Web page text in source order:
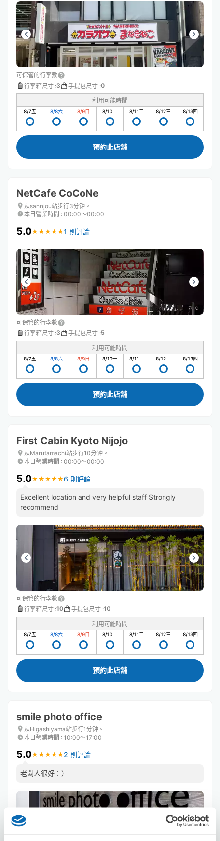
可保管的行李數
行李箱尺寸 :3 手提包尺寸 :0
利用可能時間
8/7五 8/8六 8/9日 8/10一 8/11二 8/12三 8/13四
預約此店舖
NetCafe CoCoNe
从sannjou站步行3分钟。
本日營業時間 : 00:00〜00:00
5.0★ ★ ★ ★ ★
★ ★ ★ ★ ★1 則評論
可保管的行李數
行李箱尺寸 :3 手提包尺寸 :5
利用可能時間
8/7五 8/8六 8/9日 8/10一 8/11二 8/12三 8/13四
預約此店舖
First Cabin Kyoto Nijojo
从Marutamachi站步行10分钟。
本日營業時間 : 00:00〜00:00
5.0★ ★ ★ ★ ★
★ ★ ★ ★ ★6 則評論
Excellent location and very helpful staff Strongly
recommend
可保管的行李數
行李箱尺寸 :10 手提包尺寸 :10
利用可能時間
8/7五 8/8六 8/9日 8/10一 8/11二 8/12三 8/13四
預約此店舖
smile photo office
从Higashiyama站步行1分钟。
本日營業時間 : 10:00〜17:00
5.0★ ★ ★ ★ ★
★ ★ ★ ★ ★ 2 則評論
老闆人很好：）